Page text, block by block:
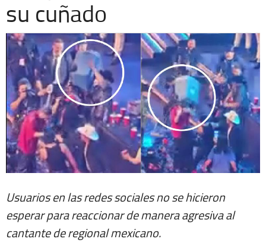
Espectáculos
Extra +
su cuñado
Usuarios en las redes sociales no se hicieron
esperar para reaccionar de manera agresiva al
cantante de regional mexicano.